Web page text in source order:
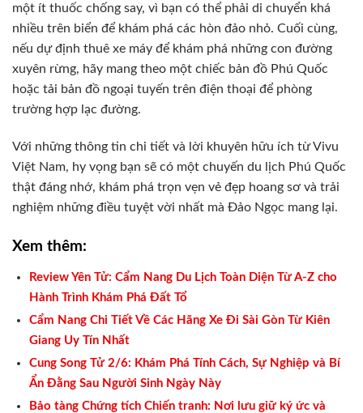
một ít thuốc chống say, vì bạn có thể phải di chuyển khá
nhiều trên biển để khám phá các hòn đảo nhỏ. Cuối cùng,
nếu dự định thuê xe máy để khám phá những con đường
xuyên rừng, hãy mang theo một chiếc bản đồ Phú Quốc
hoặc tải bản đồ ngoại tuyến trên điện thoại để phòng
trường hợp lạc đường.
Với những thông tin chi tiết và lời khuyên hữu ích từ Vivu
Việt Nam, hy vọng bạn sẽ có một chuyến du lịch Phú Quốc
thật đáng nhớ, khám phá trọn vẹn vẻ đẹp hoang sơ và trải
nghiệm những điều tuyệt vời nhất mà Đảo Ngọc mang lại.
Xem thêm:
Review Yên Tử: Cẩm Nang Du Lịch Toàn Diện Từ A-Z cho
Hành Trình Khám Phá Đất Tổ
Cẩm Nang Chi Tiết Về Các Hãng Xe Đi Sài Gòn Từ Kiên
Giang Uy Tín Nhất
Cung Song Tử 2/6: Khám Phá Tính Cách, Sự Nghiệp và Bí
Ẩn Đằng Sau Người Sinh Ngày Này
Bảo tàng Chứng tích Chiến tranh: Nơi lưu giữ ký ức và